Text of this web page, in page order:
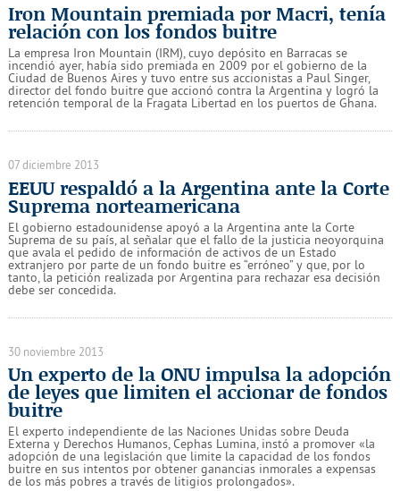
Iron Mountain premiada por Macri, tenía
relación con los fondos buitre
La empresa Iron Mountain (IRM), cuyo depósito en Barracas se
incendió ayer, había sido premiada en 2009 por el gobierno de la
Ciudad de Buenos Aires y tuvo entre sus accionistas a Paul Singer,
director del fondo buitre que accionó contra la Argentina y logró la
retención temporal de la Fragata Libertad en los puertos de Ghana.
07 diciembre 2013
EEUU respaldó a la Argentina ante la Corte
Suprema norteamericana
El gobierno estadounidense apoyó a la Argentina ante la Corte
Suprema de su país, al señalar que el fallo de la justicia neoyorquina
que avala el pedido de información de activos de un Estado
extranjero por parte de un fondo buitre es “erróneo” y que, por lo
tanto, la petición realizada por Argentina para rechazar esa decisión
debe ser concedida.
30 noviembre 2013
Un experto de la ONU impulsa la adopción
de leyes que limiten el accionar de fondos
buitre
El experto independiente de las Naciones Unidas sobre Deuda
Externa y Derechos Humanos, Cephas Lumina, instó a promover «la
adopción de una legislación que limite la capacidad de los fondos
buitre en sus intentos por obtener ganancias inmorales a expensas
de los más pobres a través de litigios prolongados».